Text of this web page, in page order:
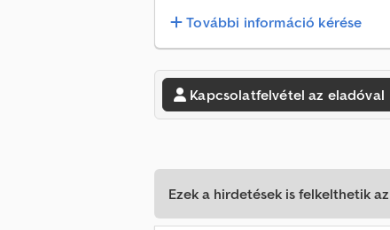
További információ kérése
Kapcsolatfelvétel az eladóval
Ezek a hirdetések is felkelthetik